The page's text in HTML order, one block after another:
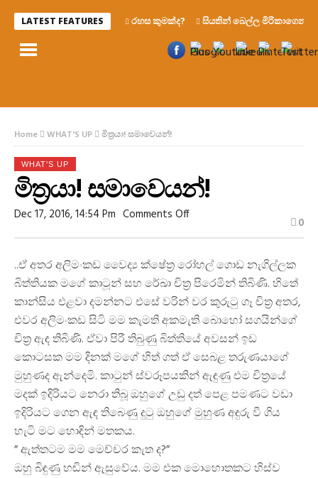
LATEST FEATURES රහස කුමක්ද? සියතින් බෙල්ල මිරිකාගෙන
Home WHAT'S UP මිත්‍රයා! සමාවෙයන්!
WHAT'S UP
මිත්‍රයා! සමාවෙයන්!
Dec 17, 2016, 14:54 Pm Comments OffOn
සමාවෙයන්!
0
..ඒ අතර අලිමංකඩ වෛද්‍ය ක්ෂේත්‍ර රෝහල් ගොඩ නැගිල්ලක
බිත්තියක මගේ කාටූන් සහ රේඛා චිත්‍ර පිරෙමින් තිබිණි. හිතේ
කාන්සිය එළවා දමන්නට එසේ වරින් වර කුරුටු ගෑ චිත්‍ර අතර,
එවර අලිමංකඩ සිටි මම කැමති අකමැති බොහෝ සගයින්ගේ
චිත්‍ර ඇඳ තිබිණි. ඒවා පිරී තිබුණු බිත්තියේ අවසන් ඉඩ
කොටසක මම දිනක් මගේ හිත් ගත් ඒ සෙබළ තරුණයාගේ
මුහුණද ඇන්දෙමි. කාටුන් ස්වරූපයකින් ඇඳුණු එම චිත්‍රයේ
මදක් ඉදිරියට නෙරා තිබූ ඔහුගේ උඩු දත් පෙළ පමණට වඩා
ඉදිරියට ගෙන ඇඳ තිබෙණු දුටු ඔහුගේ මුහුණ අඳුරු වී ගිය
හැටි මට හොඳින් මතකය.
” ඇත්තටම මම මෙච්චර කැත ද?”
ඔහු බිඳුණු හඬින් ඇසුවේය. මම එක මොහොතකට හිස්ව